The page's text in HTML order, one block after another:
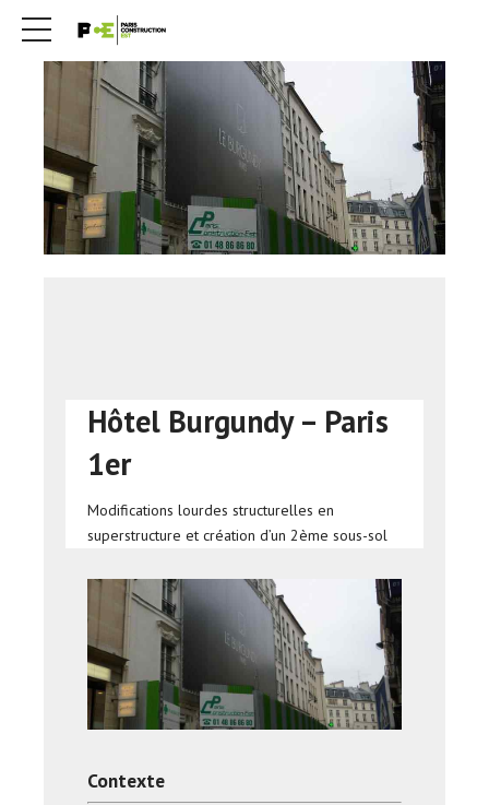
Hôtel Burgundy – Paris
1er
Modifications lourdes structurelles en
superstructure et création d’un 2ème sous-sol
Contexte